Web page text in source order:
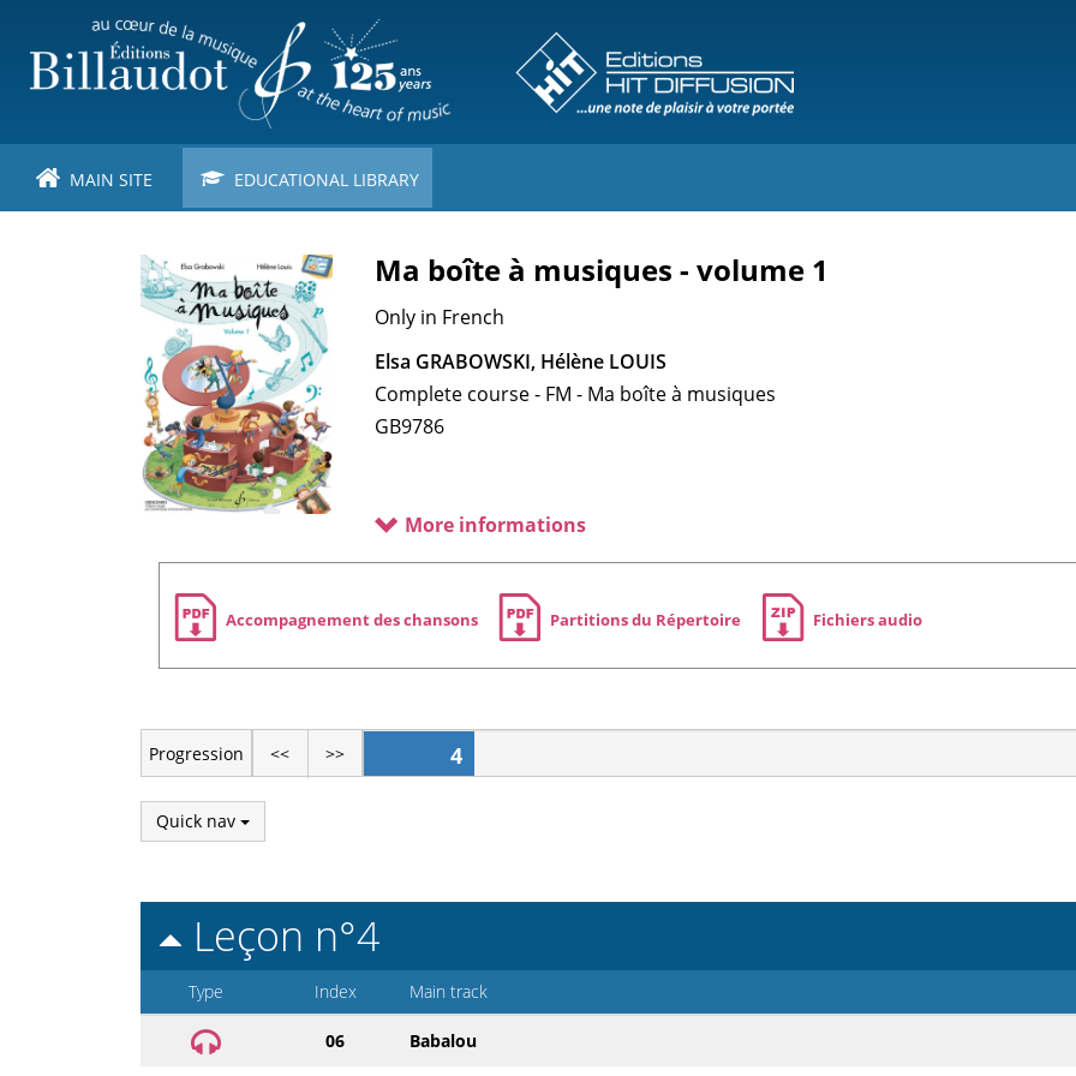
main
content
MAIN SITE EDUCATIONAL LIBRARY
Ma boîte à musiques - volume 1
Only in French
Elsa GRABOWSKI, Hélène LOUIS
Complete course - FM - Ma boîte à musiques
GB9786
More informations
Zone
de
téléchargement
Accompagnement des chansons Partitions du Répertoire Fichiers audio
Progression << >> 4
Quick nav
Leçon n°4
Type Index Main track
06 Babalou